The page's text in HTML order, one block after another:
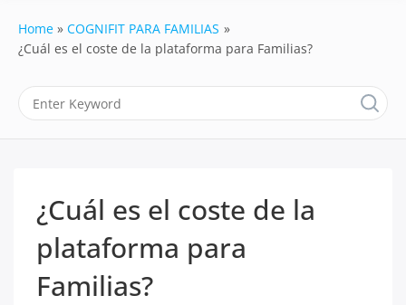
Home
COGNIFIT PARA FAMILIAS
¿Cuál es el coste de la plataforma para Familias?
¿Cuál es el coste de la
plataforma para
Familias?